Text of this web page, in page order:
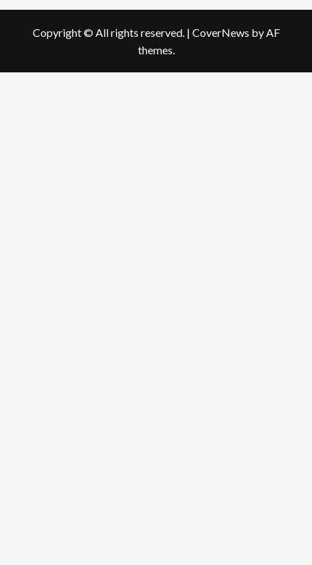
Copyright © All rights reserved. | CoverNews by AF
themes.